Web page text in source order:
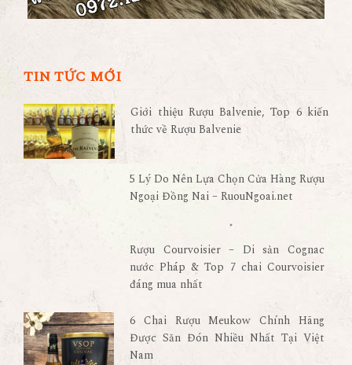
TIN TỨC MỚI
Giới thiệu Rượu Balvenie, Top 6 kiến
thức về Rượu Balvenie
5 Lý Do Nên Lựa Chọn Cửa Hàng Rượu
Ngoại Đồng Nai – RuouNgoai.net
Rượu Courvoisier – Di sản Cognac
nước Pháp & Top 7 chai Courvoisier
đáng mua nhất
6 Chai Rượu Meukow Chính Hãng
Được Săn Đón Nhiều Nhất Tại Việt
Nam